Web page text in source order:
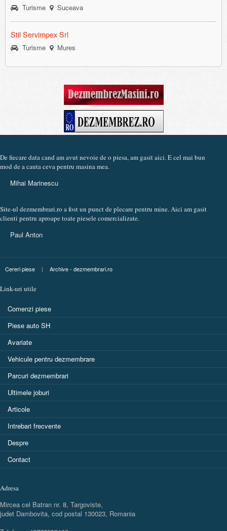
Turisme Suceava
Stil Servimpex Srl
Turisme Mures
De fiecare data cand am avut nevoie de o piesa, am gasit aici. E cel mai bun
mod de a cauta ceva pentru masina mea.
Mihai Marinescu
Site-ul dezmembrari.ro a fost un punct de plecare pentru mine. Aici am gasit
clienti pentru aproape toate piesele comercializate.
Paul Anton
Cereri piese | Archive - dezmembrari.ro
Link-uri utile
Comenzi piese
Piese auto SH
Avariate
Vehicule pentru dezmembrare
Parcuri dezmembrari
Ultimele joburi
Articole
Intrebari frecvente
Despre
Contact
Adresa
Mircea cel Batran nr. 8, Targoviste,
judet Dambovita, cod postal 130023, Romania